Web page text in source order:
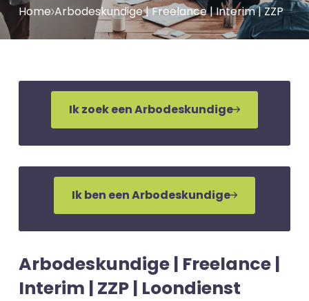
Home Arbodeskundige | Freelance | Interim | ZZP
Ik zoek een Arbodeskundige
Ik ben een Arbodeskundige
Arbodeskundige | Freelance |
Interim | ZZP | Loondienst